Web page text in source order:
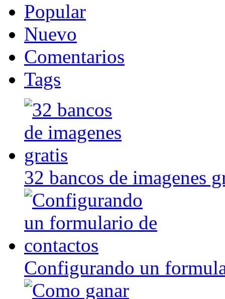
Popular
Nuevo
Comentarios
Tags
32 bancos de imagenes
Configurando un